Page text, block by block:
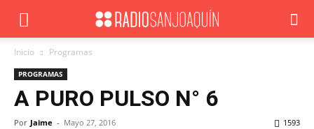
Inicio Programas
PROGRAMAS
A PURO PULSO N° 6
Por Jaime - Mayo 27, 2016 1593